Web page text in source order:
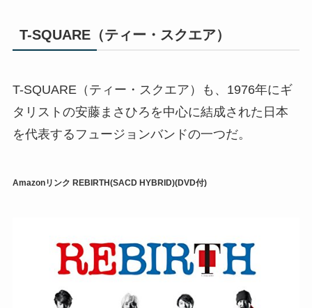
T-SQUARE（ティー・スクエア）
T-SQUARE（ティー・スクエア）も、1976年にギ
タリストの安藤まさひろを中心に結成された日本
を代表するフュージョンバンドの一つだ。
Amazonリンク REBIRTH(SACD HYBRID)(DVD付)